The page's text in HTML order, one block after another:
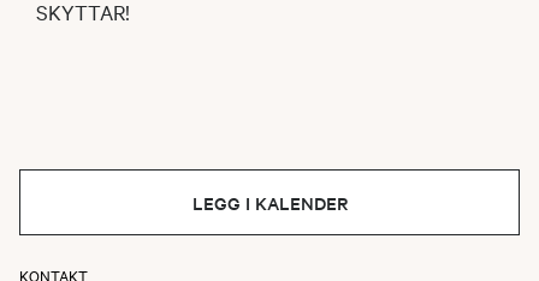
SKYTTAR!
LEGG I KALENDER
KONTAKT